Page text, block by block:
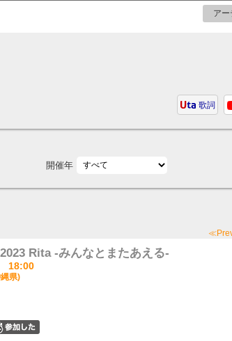
ア
歌詞
開催年
Rita -みんなとまたあえる-
18:00
県)